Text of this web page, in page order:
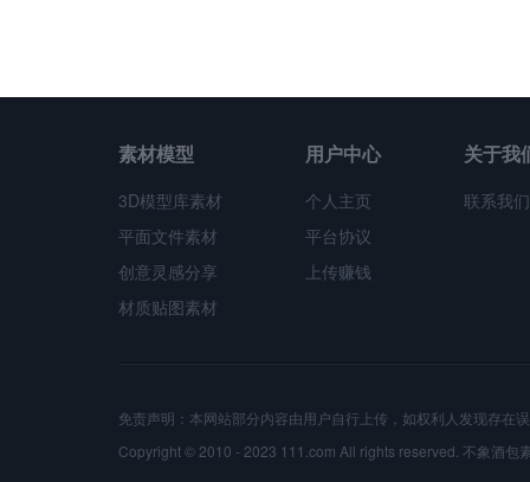
素材模型
3D模型库素材
平面文件素材
创意灵感分享
材质贴图素材
用户中心
个人主页
平台协议
上传赚钱
关于我
联系我们
免责声明：本网站部分内容由用户自行上传，如权利人发现存在
Copyright © 2010 - 2023 111.com All rights reserved. 不象酒包